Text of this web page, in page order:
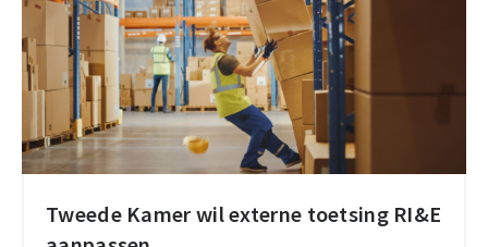
Tweede Kamer wil externe toetsing RI&E
Tweede